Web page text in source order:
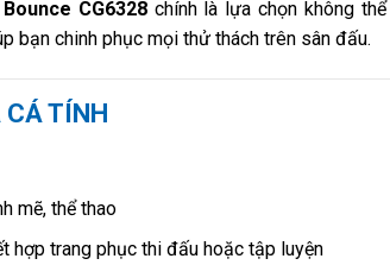
CG6328chính là lựa chọn không
bạn chinh phục mọi thử thách trên sân đấu.
CÁ TÍNH
mẽ, thể thao
hợp trang phục thi đấu hoặc tập luyện